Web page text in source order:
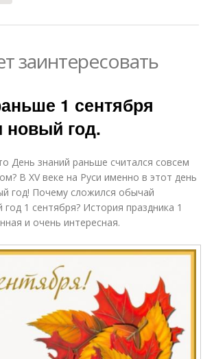
заинтересовать
1 сентября
новый год.
День знаний раньше считался совсем
В XV веке на Руси именно в этот день
год! Почему сложился обычай
1 сентября? История праздника 1
и очень интересная.